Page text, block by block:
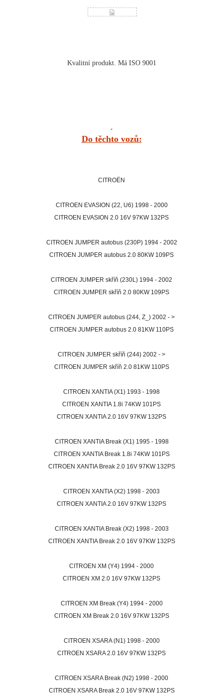
Kvalitní produkt. Má ISO 9001
Do těchto vozů:
CITROËN
CITROEN EVASION (22, U6) 1998 - 2000
CITROEN EVASION 2.0 16V 97KW 132PS
CITROEN JUMPER autobus (230P) 1994 - 2002
CITROEN JUMPER autobus 2.0 80KW 109PS
CITROEN JUMPER skříň (230L) 1994 - 2002
CITROEN JUMPER skříň 2.0 80KW 109PS
CITROEN JUMPER autobus (244, Z_) 2002 - >
CITROEN JUMPER autobus 2.0 81KW 110PS
CITROEN JUMPER skříň (244) 2002 - >
CITROEN JUMPER skříň 2.0 81KW 110PS
CITROEN XANTIA (X1) 1993 - 1998
CITROEN XANTIA 1.8i 74KW 101PS
CITROEN XANTIA 2.0 16V 97KW 132PS
CITROEN XANTIA Break (X1) 1995 - 1998
CITROEN XANTIA Break 1.8i 74KW 101PS
CITROEN XANTIA Break 2.0 16V 97KW 132PS
CITROEN XANTIA (X2) 1998 - 2003
CITROEN XANTIA 2.0 16V 97KW 132PS
CITROEN XANTIA Break (X2) 1998 - 2003
CITROEN XANTIA Break 2.0 16V 97KW 132PS
CITROEN XM (Y4) 1994 - 2000
CITROEN XM 2.0 16V 97KW 132PS
CITROEN XM Break (Y4) 1994 - 2000
CITROEN XM Break 2.0 16V 97KW 132PS
CITROEN XSARA (N1) 1998 - 2000
CITROEN XSARA 2.0 16V 97KW 132PS
CITROEN XSARA Break (N2) 1998 - 2000
CITROEN XSARA Break 2.0 16V 97KW 132PS